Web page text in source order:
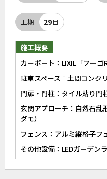
工期 29日
施工概要
カーポート：LIXIL「フーゴ
駐車スペース：土間コンク
門扉・門柱：タイル貼り門
玄関アプローチ：自然石乱
ダモ）
フェンス：アルミ縦格子フ
その他設備：LEDガーデン